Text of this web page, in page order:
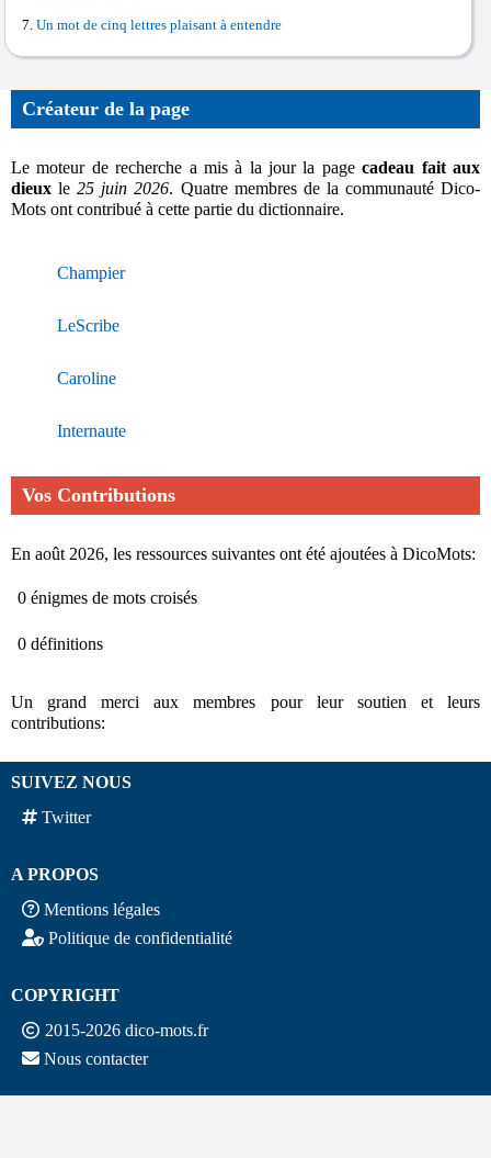
Un mot de cinq lettres plaisant à entendre
Créateur de la page
Le moteur de recherche a mis à la jour la pagecadeau fait aux
dieux le25 juin 2026. Quatre membres de la communauté Dico-
Mots ont contribué à cette partie du dictionnaire.
Champier
LeScribe
Caroline
Internaute
Vos Contributions
En août 2026, les ressources suivantes ont été ajoutées à DicoMots:
0 énigmes de mots croisés
0 définitions
Un grand merci aux membres pour leur soutien et leurs
contributions:
SUIVEZ NOUS
Twitter
A PROPOS
Mentions légales
Politique de confidentialité
COPYRIGHT
2015-2026 dico-mots.fr
Nous contacter